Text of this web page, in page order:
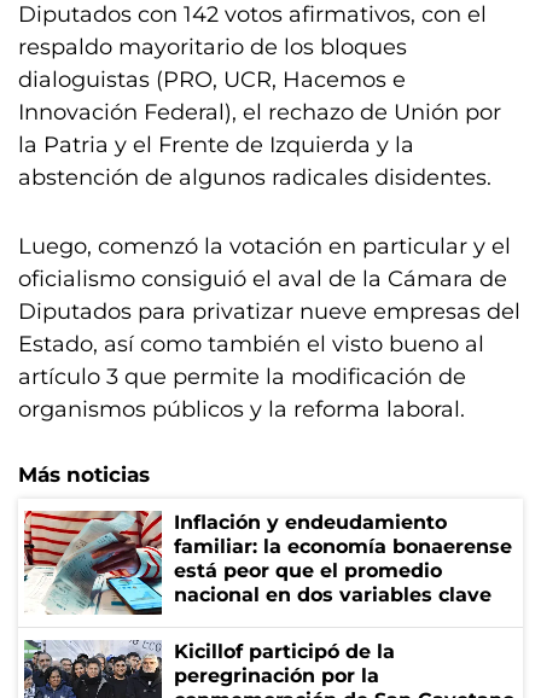
Diputados con 142 votos afirmativos, con el
respaldo mayoritario de los bloques
dialoguistas (PRO, UCR, Hacemos e
Innovación Federal), el rechazo de Unión por
la Patria y el Frente de Izquierda y la
abstención de algunos radicales disidentes.
Luego, comenzó la votación en particular y el
oficialismo consiguió el aval de la Cámara de
Diputados para privatizar nueve empresas del
Estado, así como también el visto bueno al
artículo 3 que permite la modificación de
organismos públicos y la reforma laboral.
Más noticias
Inflación y endeudamiento
familiar: la economía bonaerense
está peor que el promedio
nacional en dos variables clave
Kicillof participó de la
peregrinación por la